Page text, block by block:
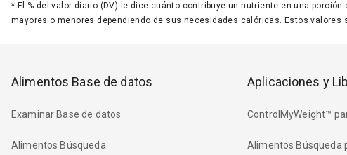
* El % del valor diario (DV) le dice cuánto contribuye un nutriente en una
mayores o menores dependiendo de sus necesidades calóricas. Estos
Alimentos Base de datos
Examinar Base de datos
Alimentos Búsqueda
Aplicaciones y
ControlMyWeight™
Alimentos Búsqueda